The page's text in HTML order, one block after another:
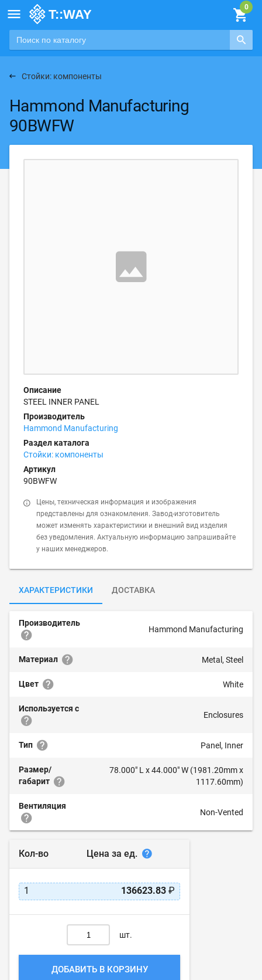

Стойки: компоненты
Hammond Manufacturing
90BWFW
Описание
STEEL INNER PANEL
Производитель
Hammond Manufacturing
Раздел каталога
Стойки: компоненты
Артикул
90BWFW
Цены, техническая информация и изображения
представлены для ознакомления. Завод-изготовитель
может изменять характеристики и внешний вид изделия
без уведомления. Актуальную информацию запрашивайте
у наших менеджеров.
ХАРАКТЕРИСТИКИ ДОСТАВКА
Производитель
Hammond Manufacturing
Материал Metal, Steel
Цвет White
Используется с
Enclosures
Тип Panel, Inner
Размер/
габарит
78.000" L x 44.000" W (1981.20mm x
1117.60mm)
Вентиляция
Non-Vented
Кол-во Цена за ед.
1 136623.83 ₽
шт.
ДОБАВИТЬ В КОРЗИНУ